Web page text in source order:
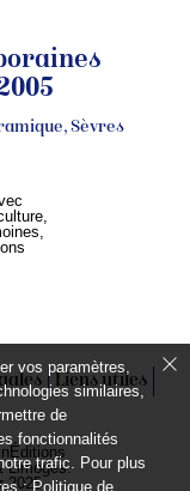
Sèvres
Liens utiles
Limoges.
2025
vos paramètres,
similaires,
de
fonctionnalités
trafic. Pour plus
:Politique de